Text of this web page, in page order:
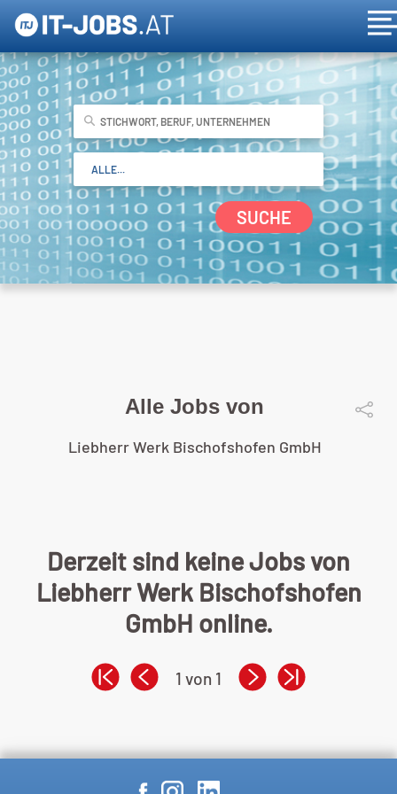
SUCHE
Alle Jobs von
Liebherr Werk Bischofshofen GmbH
Derzeit sind keine Jobs von
Liebherr Werk Bischofshofen
GmbH online.
1 von 1